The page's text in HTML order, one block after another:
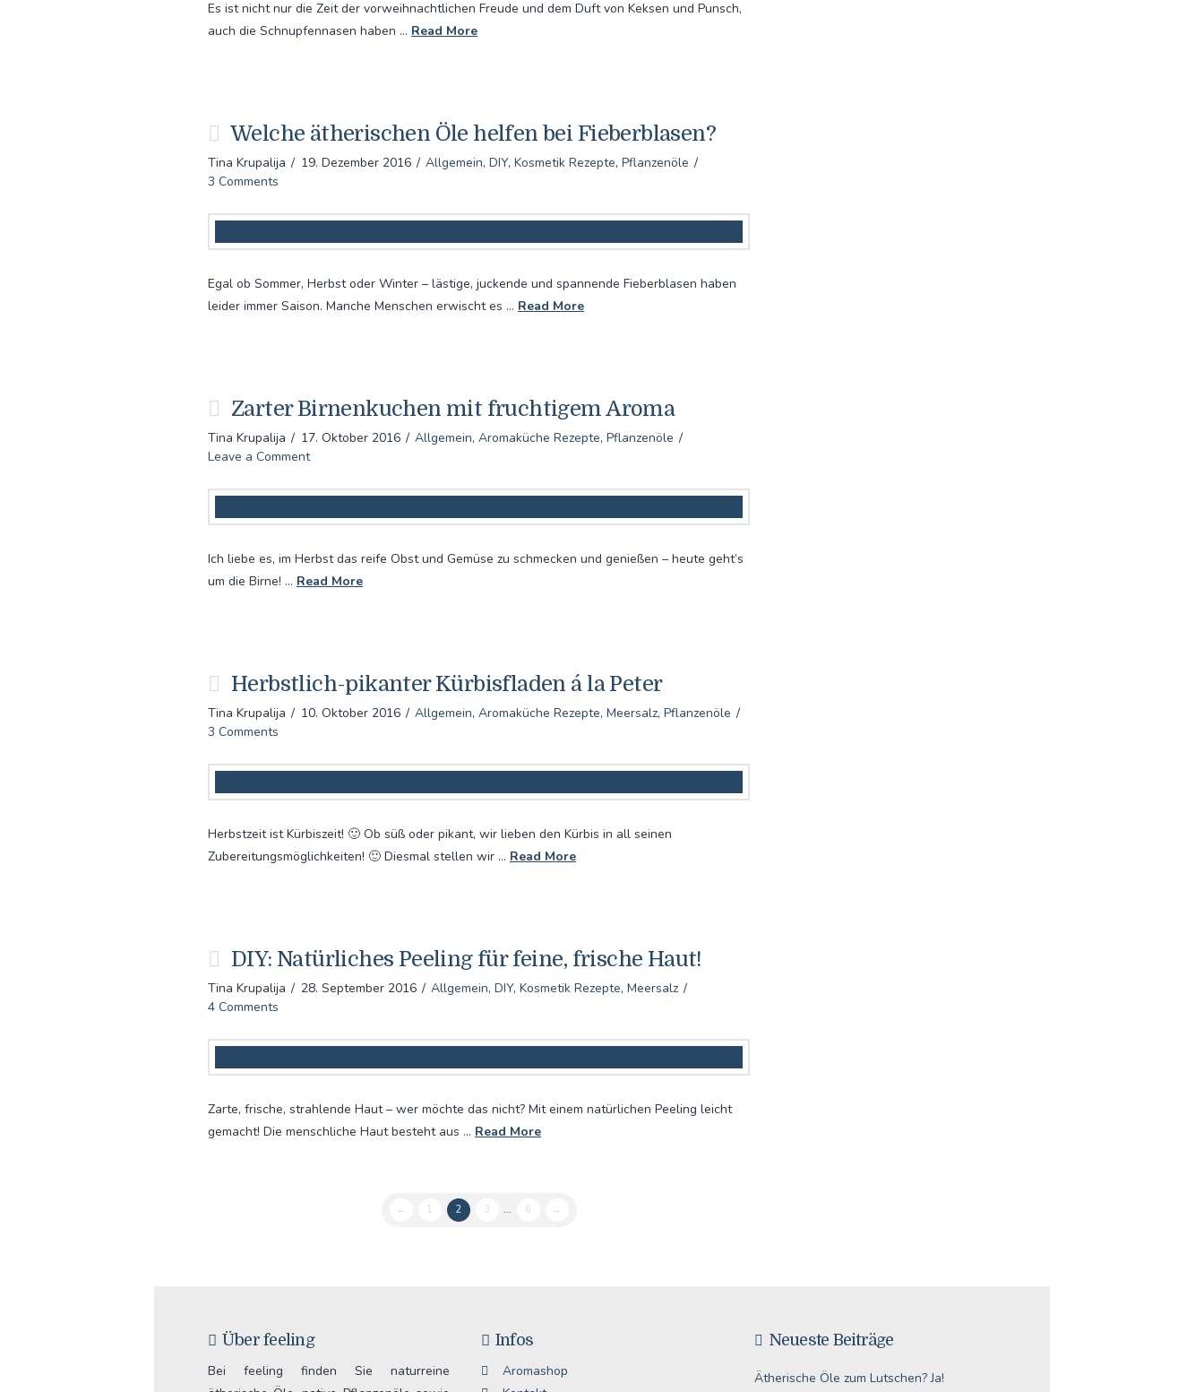
Es ist nicht nur die Zeit der vorweihnachtlichen Freude und dem Duft von Keksen und Punsch,
auch die Schnupfennasen haben … Read More
Welche ätherischen Öle helfen bei Fieberblasen?
Tina Krupalija 19. Dezember 2016 Allgemein,DIY,Kosmetik Rezepte,Pflanzenöle
3 Comments
Egal ob Sommer, Herbst oder Winter – lästige, juckende und spannende Fieberblasen haben
leider immer Saison. Manche Menschen erwischt es … Read More
Zarter Birnenkuchen mit fruchtigem Aroma
Tina Krupalija 17. Oktober 2016 Allgemein,Aromaküche Rezepte,Pflanzenöle
Leave a Comment
Ich liebe es, im Herbst das reife Obst und Gemüse zu schmecken und genießen – heute geht’s
um die Birne! … Read More
Herbstlich-pikanter Kürbisfladen á la Peter
Tina Krupalija 10. Oktober 2016 Allgemein,Aromaküche Rezepte,Meersalz,Pflanzenöle
3 Comments
Herbstzeit ist Kürbiszeit! 🙂 Ob süß oder pikant, wir lieben den Kürbis in all seinen
Zubereitungsmöglichkeiten! 🙂 Diesmal stellen wir … Read More
DIY: Natürliches Peeling für feine, frische Haut!
Tina Krupalija 28. September 2016 Allgemein,DIY,Kosmetik Rezepte,Meersalz
4 Comments
Zarte, frische, strahlende Haut – wer möchte das nicht? Mit einem natürlichen Peeling leicht
gemacht! Die menschliche Haut besteht aus … Read More
← 1 2 3 ... 6 →
Über feeling
Bei feeling finden Sie naturreine
Infos
Aromashop
Neueste Beiträge
Ätherische Öle zum Lutschen? Ja!